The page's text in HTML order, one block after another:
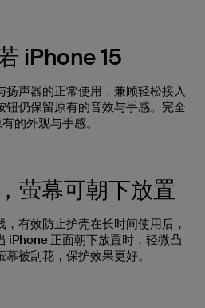
iPhone 15
扬声器的正常使用，兼顾轻松接入
钮仍保留原有的音效与手感。完全
的外观与手感。
萤幕可朝下放置
有效防止护壳在长时间使用后，
iPhone 正面朝下放置时，轻微凸
被刮花，保护效果更好。